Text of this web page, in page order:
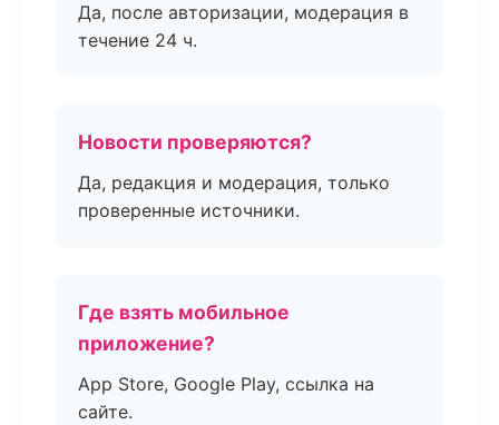
Да, после авторизации, модерация в
течение 24 ч.
Новости проверяются?
Да, редакция и модерация, только
проверенные источники.
Где взять мобильное
приложение?
App Store, Google Play, ссылка на
сайте.